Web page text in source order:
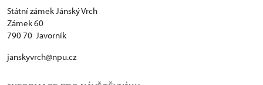
Státní zámek Jánský Vrch
Zámek 60
790 70 Javorník
janskyvrch@npu.cz